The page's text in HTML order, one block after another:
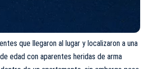
que llegaron al lugar y localizaron a una
edad con aparentes heridas de arma